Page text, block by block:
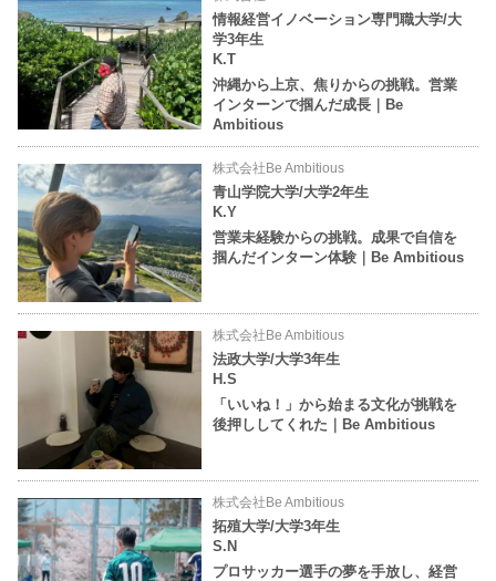
情報経営イノベーション専門職大学/大
学3年生
K.T
沖縄から上京、焦りからの挑戦。営業
インターンで掴んだ成長｜Be
Ambitious
株式会社Be Ambitious
青山学院大学/大学2年生
K.Y
営業未経験からの挑戦。成果で自信を
掴んだインターン体験｜Be Ambitious
株式会社Be Ambitious
法政大学/大学3年生
H.S
「いいね！」から始まる文化が挑戦を
後押ししてくれた｜Be Ambitious
株式会社Be Ambitious
拓殖大学/大学3年生
S.N
プロサッカー選手の夢を手放し、経営